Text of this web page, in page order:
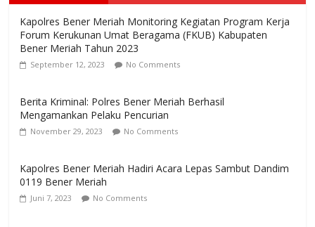
Kapolres Bener Meriah Monitoring Kegiatan Program Kerja
Forum Kerukunan Umat Beragama (FKUB) Kabupaten
Bener Meriah Tahun 2023
September 12, 2023 No Comments
Berita Kriminal: Polres Bener Meriah Berhasil
Mengamankan Pelaku Pencurian
November 29, 2023 No Comments
Kapolres Bener Meriah Hadiri Acara Lepas Sambut Dandim
0119 Bener Meriah
Juni 7, 2023 No Comments